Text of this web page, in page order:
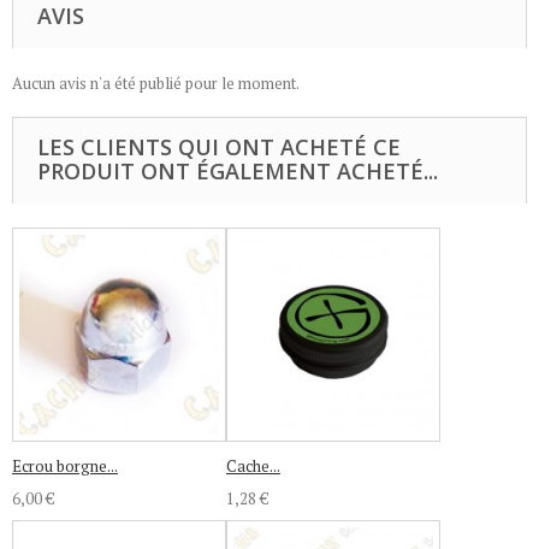
AVIS
Aucun avis n'a été publié pour le moment.
LES CLIENTS QUI ONT ACHETÉ CE
PRODUIT ONT ÉGALEMENT ACHETÉ...
Ecrou borgne...
6,00 €
Cache...
1,28 €